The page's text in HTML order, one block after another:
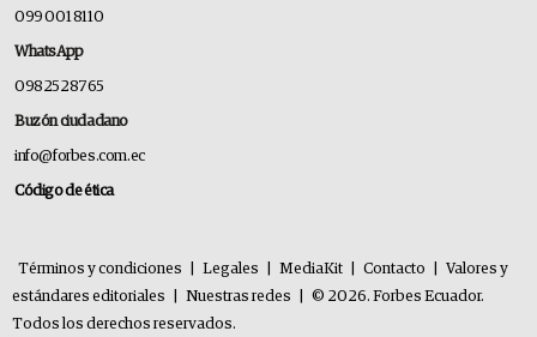
099 001 8110
WhatsApp
0982528765
Buzón ciudadano
info@forbes.com.ec
Código de ética
Términos y condiciones Legales MediaKit Contacto
Valores y
estándares editoriales
Nuestras redes
© 2026. Forbes Ecuador.
Todos los derechos reservados.